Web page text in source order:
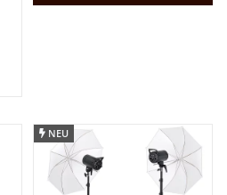
NEU
NEU